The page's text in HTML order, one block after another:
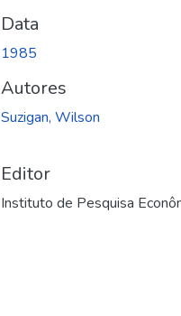
Data
1985
Autores
Suzigan, Wilson
Editor
Instituto de Pesquisa